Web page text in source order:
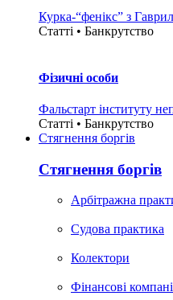
Курка-“фенікс” з
Статті • Банкрутство
Фізичні особи
Фальстарт інституту
Статті • Банкрутство
Стягнення боргiв
Стягнення боргiв
Арбітражна
Судова практика
Колектори
Фінансові